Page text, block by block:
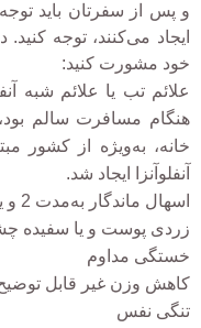
و پس از سفرتان باید
ایجاد می‌کنند، توجه
خود مشورت کنید:
علائم تب یا علائم شبه
خانه، به‌ویژه از کشور
آنفلوآنزا ایجاد شد.
اسهال ماندگار به‌مدت 2 و یا چند هفته یا اسهال عودکننده
زردی پوست و یا سفیده
خستگی مداوم
کاهش وزن غیر قابل
تنگی نفس